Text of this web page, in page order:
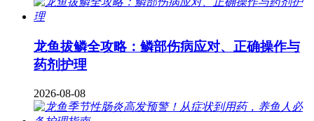
龙鱼拔鳞全攻略：鳞部伤病应对、正确操作与
药剂护理
2026-08-08